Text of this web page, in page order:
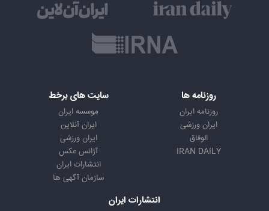
روزنامه ها
روزنامه ایران
ایران ورزشی
الوفاق
IRAN DAILY
سایت های برخط
موسسه ایران
ایران آنلاین
ایران ورزشی
آژانس عکس
انتشارات ایران
سازمان آگهی ها
انتشارات ایران